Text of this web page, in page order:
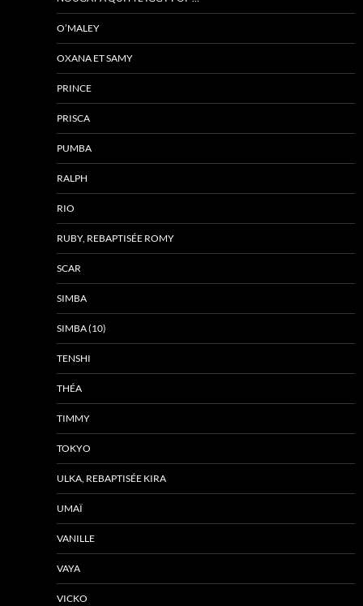
O’MALEY
OXANA ET SAMY
PRINCE
PRISCA
PUMBA
RALPH
RIO
RUBY, REBAPTISÉE ROMY
SCAR
SIMBA
SIMBA (10)
TENSHI
THÉA
TIMMY
TOKYO
ULKA, REBAPTISÉE KIRA
UMAÏ
VANILLE
VAYA
VICKO